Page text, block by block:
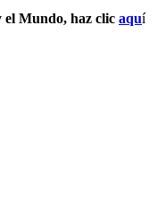
el Mundo, haz clic aquí